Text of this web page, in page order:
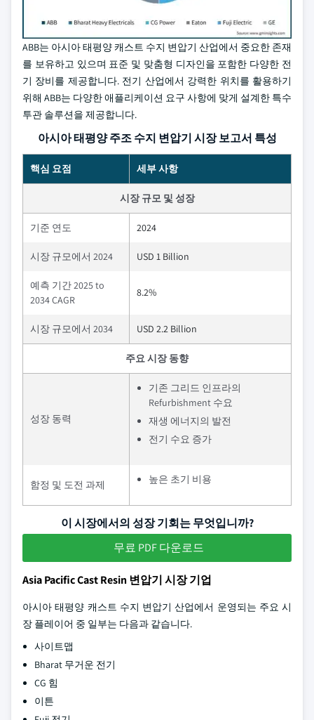
ABB는 아시아 태평양 캐스트 수지 변압기 산업에서 중요한 존재
를 보유하고 있으며 표준 및 맞춤형 디자인을 포함한 다양한 전
기 장비를 제공합니다. 전기 산업에서 강력한 위치를 활용하기
위해 ABB는 다양한 애플리케이션 요구 사항에 맞게 설계한 특수
투관 솔루션을 제공합니다.
아시아 태평양 주조 수지 변압기 시장 보고서 특성
핵심 요점 세부 사항
시장 규모 및 성장
기준 연도 2024
시장 규모에서 2024 USD 1 Billion
예측 기간 2025 to
2034 CAGR
8.2%
시장 규모에서 2034 USD 2.2 Billion
주요 시장 동향
성장 동력
기존 그리드 인프라의
Refurbishment 수요
재생 에너지의 발전
전기 수요 증가
함정 및 도전 과제 높은 초기 비용
이 시장에서의 성장 기회는 무엇입니까?
무료 PDF 다운로드
Asia Pacific Cast Resin 변압기 시장 기업
아시아 태평양 캐스트 수지 변압기 산업에서 운영되는 주요 시
장 플레이어 중 일부는 다음과 같습니다.
사이트맵
Bharat 무거운 전기
CG 힘
이튼